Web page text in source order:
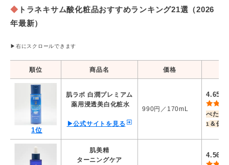
対象者：20～70代女性／回答人数：90名
・密着感があり肌馴染みが良い
・無香料or優しく心地良い香り
・容器が使いやすい
～ 1,000円：5.0点
1,001～ 2,000円：4.8点
2,001～ 3,000円：4.5点
◆ トラネキサム酸化粧品おすすめランキング21選（2026
年最新）
▶右にスクロールできます
順位 商品名 価格
1位
肌ラボ 白潤プレミアム
薬用浸透美白化粧水
▶公式サイトを見る
990円／170mL
4.65
べたつ
1 ＆保湿
肌美精
ターニングケア
4.56